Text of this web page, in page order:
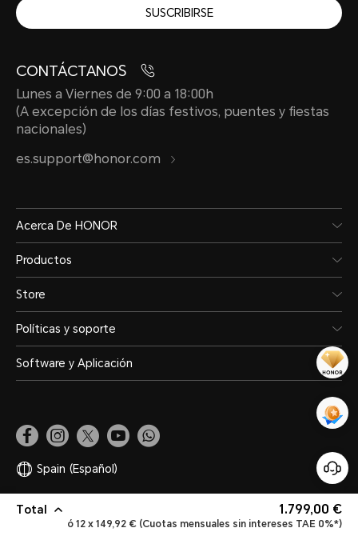
Total 1.799,00 €
ó 12 x 149,92 € (Cuotas mensuales sin intereses TAE 0%*)
SUSCRIBIRSE
CONTÁCTANOS
Lunes a Viernes de 9:00 a 18:00h
(A excepción de los días festivos, puentes y fiestas
nacionales)
es.support@honor.com
Acerca De HONOR
Productos
Store
Políticas y soporte
Software y Aplicación
Spain (Español)
Mapa del sitio Declaración de privacidad Términos de uso
Legal
Política de cookies